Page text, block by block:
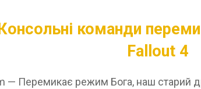
команди
Fallout 4
— Перемикає режим Бога, наш старий